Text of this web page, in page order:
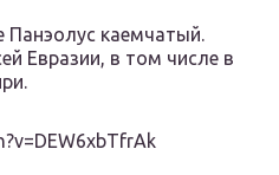
Панэолус каемчатый.
Евразии, в том числе в